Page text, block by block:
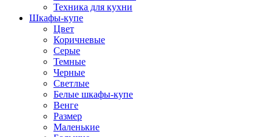
Техника для кухни
Шкафы-купе
Цвет
Коричневые
Серые
Темные
Черные
Светлые
Белые шкафы-купе
Венге
Размер
Маленькие